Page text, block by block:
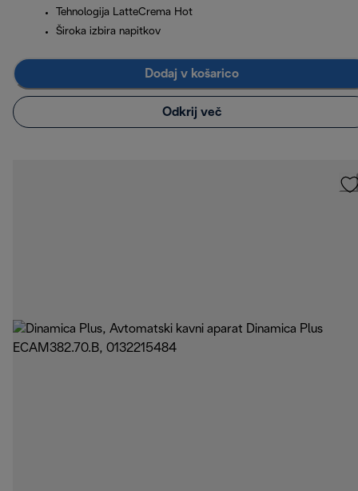
Tehnologija LatteCrema Hot
Široka izbira napitkov
Dodaj v košarico
Odkrij več